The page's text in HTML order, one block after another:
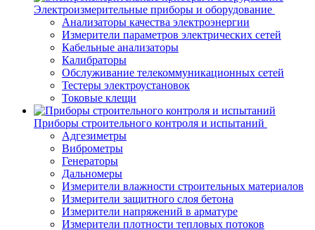
Электроизмерительные приборы и оборудование
Анализаторы качества электроэнергии
Измерители параметров электрических сетей
Кабельные анализаторы
Калибраторы
Обслуживание телекоммуникационных сетей
Тестеры электроустановок
Токовые клещи
Приборы строительного контроля и испытаний
Адгезиметры
Виброметры
Генераторы
Дальномеры
Измерители влажности строительных материалов
Измерители защитного слоя бетона
Измерители напряжений в арматуре
Измерители плотности тепловых потоков